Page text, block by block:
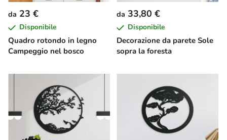
Quadro rotondo in legno
Campeggio nel bosco
da 23 €
Disponibile
Decorazione da parete Sole
sopra la foresta
da 33,80 €
Disponibile